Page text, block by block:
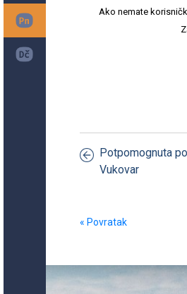
Ako nemate
Potpomognuta
Vukovar
« Povratak